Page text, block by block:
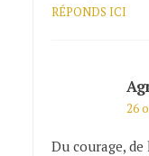
RÉPONDS ICI
26
Du courage, de